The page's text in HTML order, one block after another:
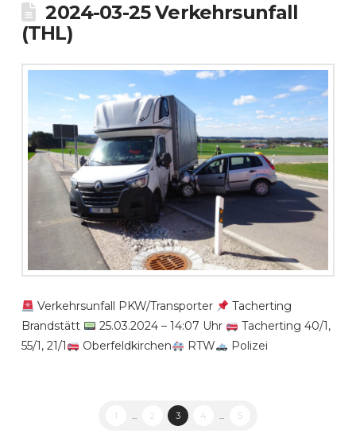
2024-03-25 Verkehrsunfall
(THL)
Verkehrsunfall PKW/Transporter
Tacherting
Brandstätt
25.03.2024 – 14:07 Uhr
Tacherting 40/1,
55/1, 21/1
Oberfeldkirchen RTW Polizei
1 ... 2 3 4 ... 5